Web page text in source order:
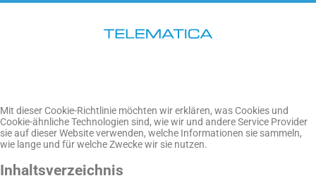
Mit dieser Cookie-Richtlinie möchten wir erklären, was Cookies und
Cookie-ähnliche Technologien sind, wie wir und andere Service Provider
sie auf dieser Website verwenden, welche Informationen sie sammeln,
wie lange und für welche Zwecke wir sie nutzen.
Inhaltsverzeichnis